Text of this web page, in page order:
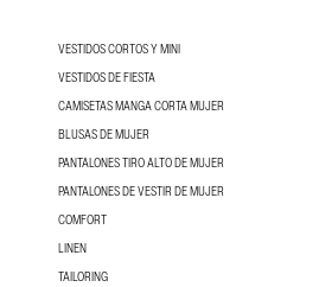
VESTIDOS CORTOS Y MINI
VESTIDOS DE FIESTA
CAMISETAS MANGA CORTA MUJER
BLUSAS DE MUJER
PANTALONES TIRO ALTO DE MUJER
PANTALONES DE VESTIR DE MUJER
COMFORT
LINEN
TAILORING